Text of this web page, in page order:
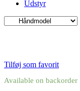
Udstyr
Tilføj som favorit
Available on backorder